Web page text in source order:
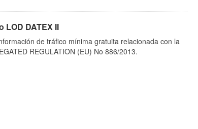
LOD DATEX II
de tráfico mínima gratuita relacionada con la
REGULATION (EU) No 886/2013.